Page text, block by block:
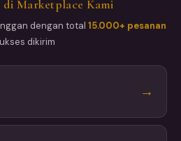
di Marketplace Kami
dengan total15.000+ pesanan
dikirim
→